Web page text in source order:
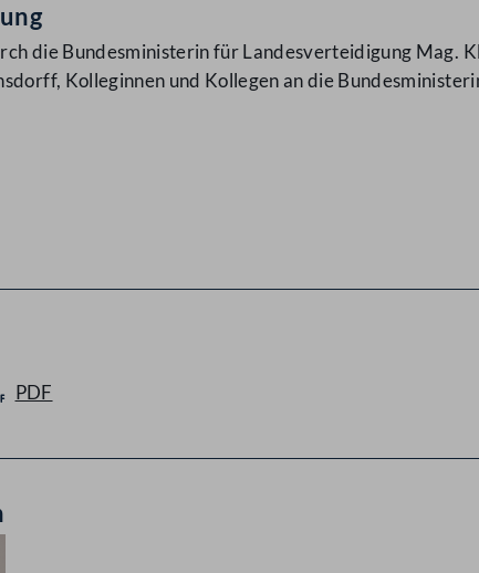
die Bundesministerin für Landesverteidigung Mag.
Kolleginnen und Kollegen an die
PDF